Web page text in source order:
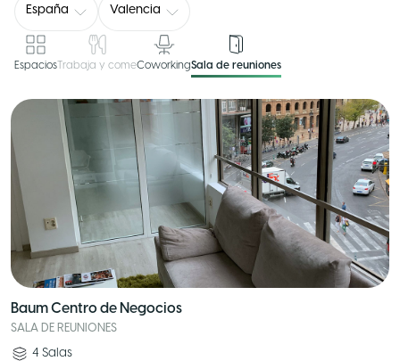
España Valencia
EspaciosTrabaja y comeCoworkingSala de reuniones
Baum Centro de Negocios
SALA DE REUNIONES
4 Salas